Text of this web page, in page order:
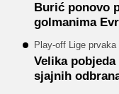
Burić ponovo
golmanima
Play-off Lige prvaka
Velika
sjajnih